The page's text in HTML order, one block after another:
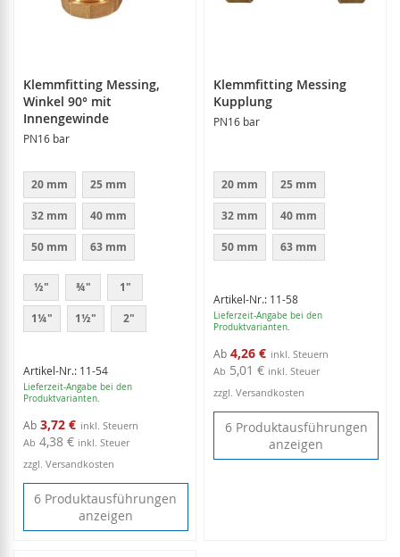
Klemmfitting Messing,
Winkel 90° mit
Innengewinde
PN16 bar
Artikel-Nr.: 11-54
Lieferzeit-Angabe bei den
Produktvarianten.
Ab 3,72 €
Ab 4,38 € inkl. Steuer
20 mm 25 mm
32 mm 40 mm
50 mm 63 mm
½" ¾" 1"
1¼" 1½" 2"
zzgl. Versandkosten
6 Produktausführungen
anzeigen
Klemmfitting Messing
Kupplung
PN16 bar
Artikel-Nr.: 11-58
Lieferzeit-Angabe bei den
Produktvarianten.
Ab 4,26 €
Ab 5,01 € inkl. Steuer
20 mm 25 mm
32 mm 40 mm
50 mm 63 mm
zzgl. Versandkosten
6 Produktausführungen
anzeigen